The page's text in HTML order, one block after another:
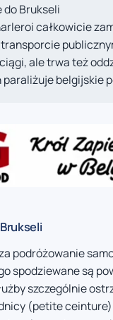
do Brukseli
całkowicie
ale trwa też
belgijskie
podróżowanie
spodziewane są
szczególnie
(petite